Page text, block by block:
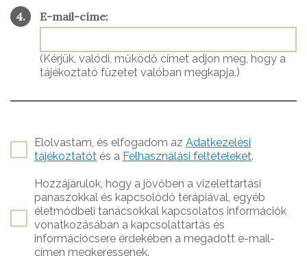
4. E-mail-címe:
(Kérjük, valódi, működő címet adjon meg, hogy a
tájékoztató füzetet valóban megkapja.)
Elolvastam, és elfogadom az Adatkezelési
tájékoztatót és a Felhasználási feltételeket.
Hozzájárulok, hogy a jövőben a vizelettartási
panaszokkal és kapcsolódó terápiával, egyéb
életmódbeli tanácsokkal kapcsolatos információk
vonatkozásában a kapcsolattartás és
információcsere érdekében a megadott e-mail-
címen megkeressenek.